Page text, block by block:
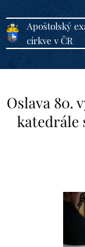
Apoštolský
církve v ČR
Oslava 80.
katedrále